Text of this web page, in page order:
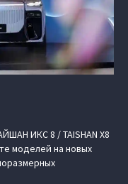
ИКС 8 / TAISHAN X8
моделей на новых